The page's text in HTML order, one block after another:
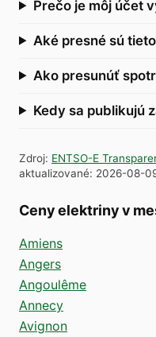
Prečo je môj účet
Aké presné sú
Ako presunúť
Kedy sa publikujú
Zdroj: ENTSO-E
aktualizované: 2026-08-
Ceny elektriny v
Amiens
Angers
Angoulême
Annecy
Avignon